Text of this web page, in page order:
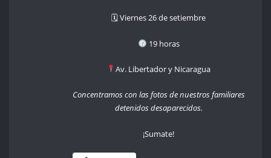
🗓 Viernes 26 de setiembre
19 horas
Av. Libertador y Nicaragua
Concentramos con las fotos de nuestros familiares
detenidos desaparecidos.
¡Sumate!